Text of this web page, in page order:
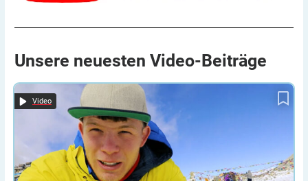
Unsere neuesten Video-Beiträge
Video-Tagebuch:
Trekking in Nepal mit Typ-1-Diabetes
Video